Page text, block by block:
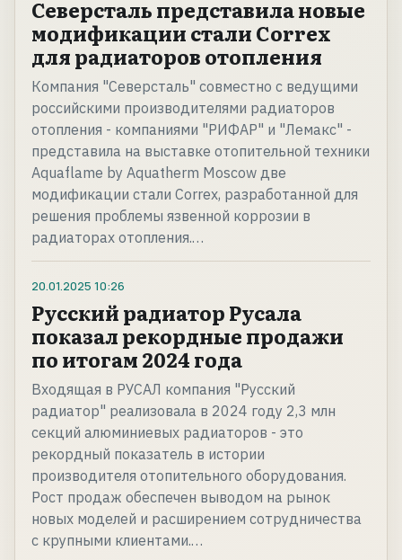
Северсталь представила новые
модификации стали Correx
для радиаторов отопления
Компания "Северсталь" совместно с ведущими
российскими производителями радиаторов
отопления - компаниями "РИФАР" и "Лемакс" -
представила на выставке отопительной техники
Aquaflame by Aquatherm Moscow две
модификации стали Correx, разработанной для
решения проблемы язвенной коррозии в
радиаторах отопления.…
20.01.2025 10:26
Русский радиатор Русала
показал рекордные продажи
по итогам 2024 года
Входящая в РУСАЛ компания "Русский
радиатор" реализовала в 2024 году 2,3 млн
секций алюминиевых радиаторов - это
рекордный показатель в истории
производителя отопительного оборудования.
Рост продаж обеспечен выводом на рынок
новых моделей и расширением сотрудничества
с крупными клиентами.…